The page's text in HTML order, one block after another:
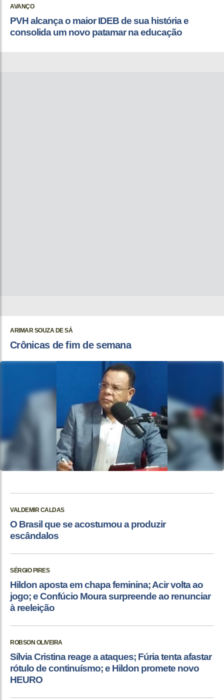
AVANÇO
PVH alcança o maior IDEB de sua história e
consolida um novo patamar na educação
ARIMAR SOUZA DE SÁ
Crônicas de fim de semana
VALDEMIR CALDAS
O Brasil que se acostumou a produzir
escândalos
SÉRGIO PIRES
Hildon aposta em chapa feminina; Acir volta ao
jogo; e Confúcio Moura surpreende ao renunciar
à reeleição
ROBSON OLIVEIRA
Sílvia Cristina reage a ataques; Fúria tenta afastar
rótulo de continuísmo; e Hildon promete novo
HEURO